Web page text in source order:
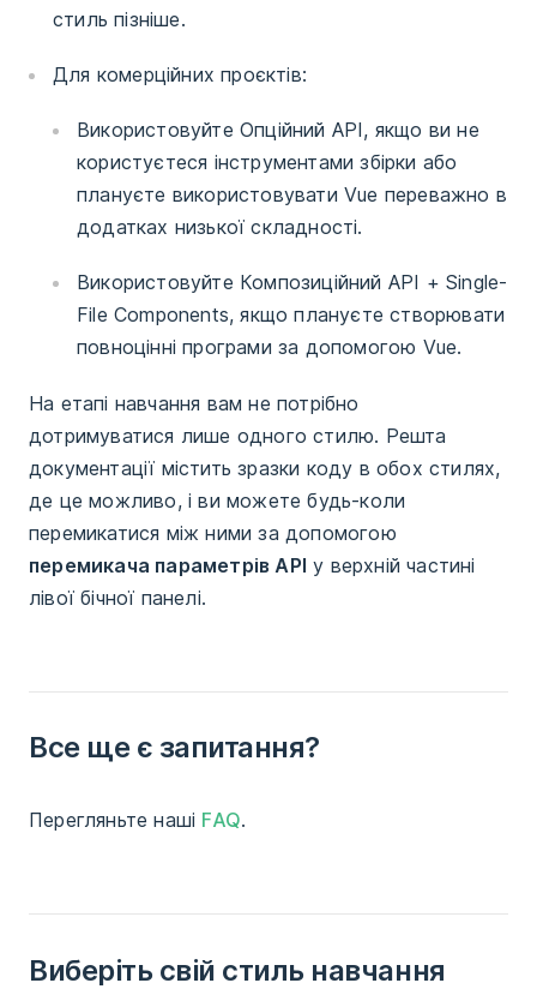
стиль пізніше.
Для комерційних проєктів:
Використовуйте Опційний API, якщо ви не
користуєтеся інструментами збірки або
плануєте використовувати Vue переважно в
додатках низької складності.
Використовуйте Композиційний API + Single-
File Components, якщо плануєте створювати
повноцінні програми за допомогою Vue.
На етапі навчання вам не потрібно
дотримуватися лише одного стилю. Решта
документації містить зразки коду в обох стилях,
де це можливо, і ви можете будь-коли
перемикатися між ними за допомогою
перемикача параметрів API у верхній частині
лівої бічної панелі.
Все ще є запитання?
Перегляньте наші FAQ.
Виберіть свій стиль навчання